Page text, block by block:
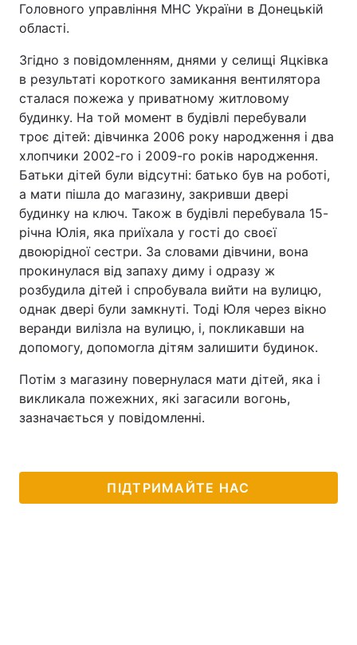
Головного управління МНС України в Донецькій
області.
Згідно з повідомленням, днями у селищі Яцківка
в результаті короткого замикання вентилятора
сталася пожежа у приватному житловому
будинку. На той момент в будівлі перебували
троє дітей: дівчинка 2006 року народження і два
хлопчики 2002-го і 2009-го років народження.
Батьки дітей були відсутні: батько був на роботі,
а мати пішла до магазину, закривши двері
будинку на ключ. Також в будівлі перебувала 15-
річна Юлія, яка приїхала у гості до своєї
двоюрідної сестри. За словами дівчини, вона
прокинулася від запаху диму і одразу ж
розбудила дітей і спробувала вийти на вулицю,
однак двері були замкнуті. Тоді Юля через вікно
веранди вилізла на вулицю, і, покликавши на
допомогу, допомогла дітям залишити будинок.
Потім з магазину повернулася мати дітей, яка і
викликала пожежних, які загасили вогонь,
зазначається у повідомленні.
ПІДТРИМАЙТЕ НАС